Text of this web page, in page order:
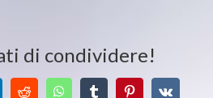
di condividere!
RedditWhatsAppTumblrPinterestVk